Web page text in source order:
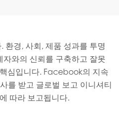
환경, 사회, 제품 성과를 투명
와의 신뢰를 구축하고 잘못
심입니다. Facebook의 지속
를 받고 글로벌 보고 이니셔티
따라 보고됩니다.